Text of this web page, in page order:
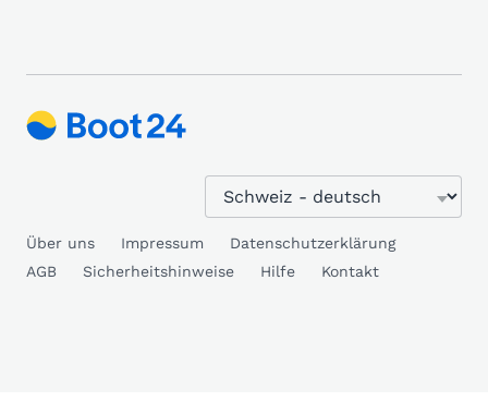
Über uns Impressum
Datenschutzerklärung
AGB
Sicherheitshinweise Hilfe Kontakt